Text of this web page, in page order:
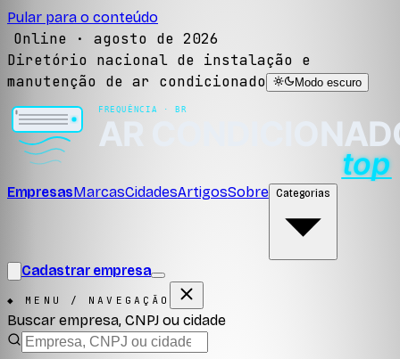
Pular para o conteúdo
Online · agosto de 2026
Diretório nacional de instalação e
manutenção de ar condicionado
Modo escuro
EmpresasMarcasCidadesArtigosSobre Categorias
Cadastrar empresa
◆ MENU / NAVEGAÇÃO
Buscar empresa, CNPJ ou cidade